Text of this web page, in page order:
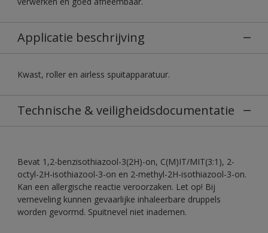
Applicatie beschrijving
Kwast, roller en airless spuitapparatuur.
Technische & veiligheidsdocumentatie
Bevat 1,2-benzisothiazool-3(2H)-on, C(M)IT/MIT(3:1), 2-
octyl-2H-isothiazool-3-on en 2-methyl-2H-isothiazool-3-on.
Kan een allergische reactie veroorzaken. Let op! Bij
verneveling kunnen gevaarlijke inhaleerbare druppels
worden gevormd. Spuitnevel niet inademen.